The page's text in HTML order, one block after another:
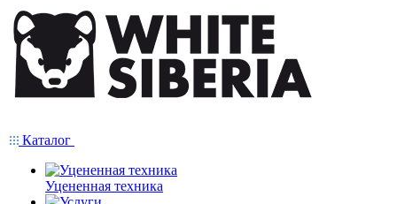
Каталог
Уцененная техника